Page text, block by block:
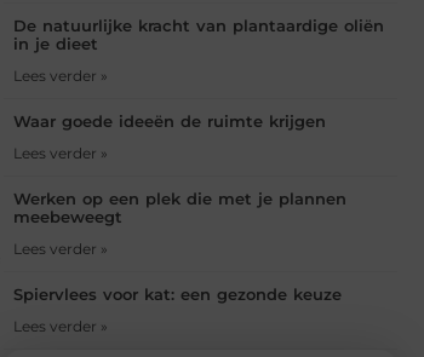
De natuurlijke kracht van plantaardige oliën
in je dieet
Lees verder »
Waar goede ideeën de ruimte krijgen
Lees verder »
Werken op een plek die met je plannen
meebeweegt
Lees verder »
Spiervlees voor kat: een gezonde keuze
Lees verder »